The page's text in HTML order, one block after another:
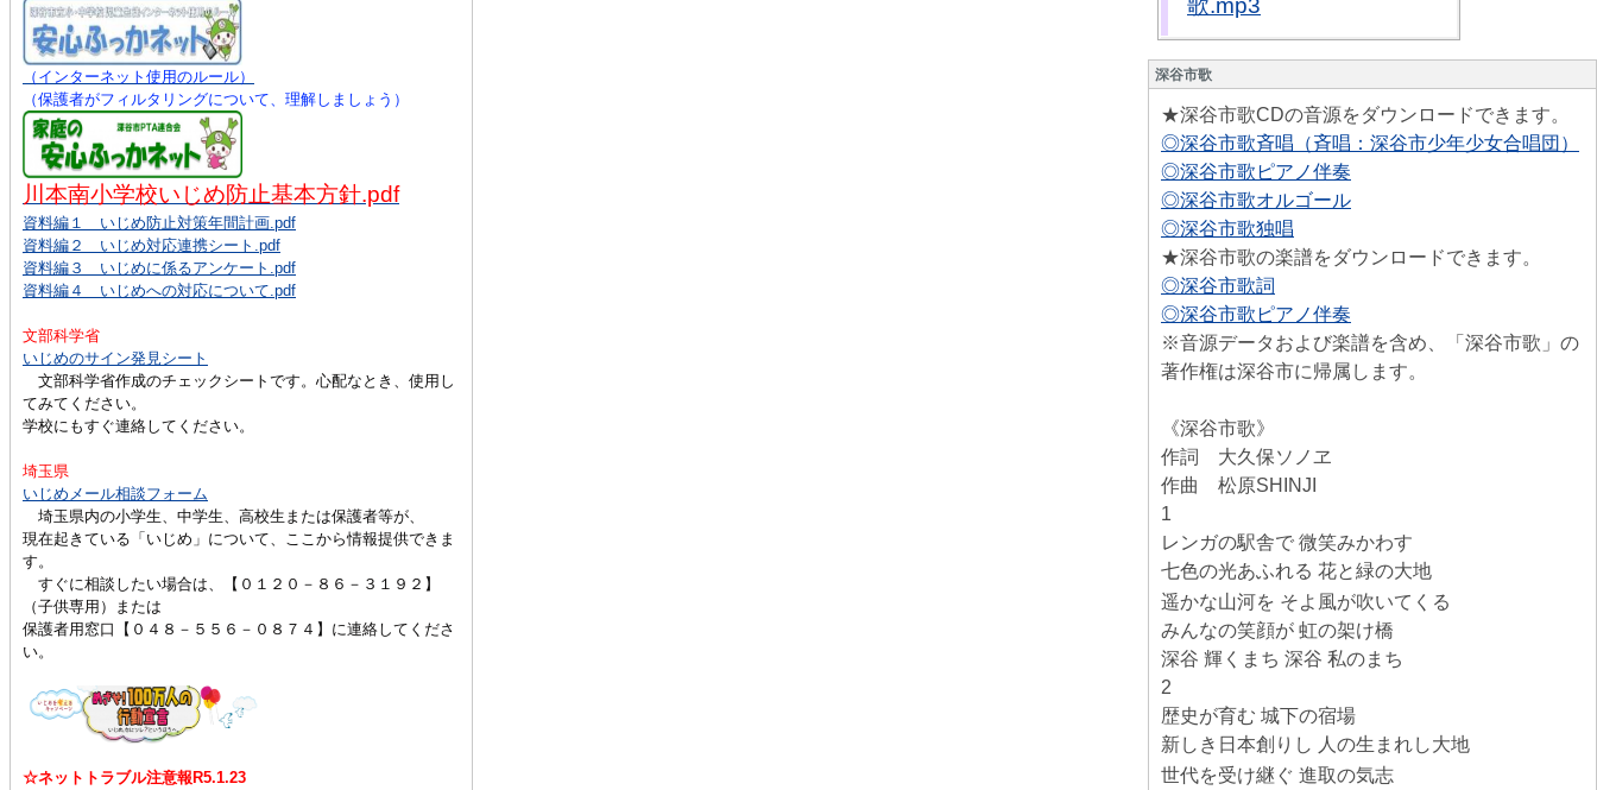
（インターネット使用のルール）
（保護者がフィルタリングについて、理解しましょう）
川本南小学校いじめ防止基本方針.pdf
資料編１ いじめ防止対策年間計画.pdf
資料編２ いじめ対応連携シート.pdf
資料編３ いじめに係るアンケート.pdf
資料編４ いじめへの対応について.pdf
文部科学省
いじめのサイン発見シート
文部科学省作成のチェックシートです。心配なとき、使用し
てみてください。
学校にもすぐ連絡してください。
埼玉県
いじめメール相談フォーム
埼玉県内の小学生、中学生、高校生または保護者等が、
現在起きている「いじめ」について、ここから情報提供できま
す。
すぐに相談したい場合は、【０１２０－８６－３１９２】
（子供専用）または
保護者用窓口【０４８－５５６－０８７４】に連絡してくださ
い。
☆ネットトラブル注意報R5.1.23
歌.mp3
深谷市歌
★深谷市歌CDの音源をダウンロードできます。
◎深谷市歌斉唱（斉唱：深谷市少年少女合唱団）
◎深谷市歌ピアノ伴奏
◎深谷市歌オルゴール
◎深谷市歌独唱
★深谷市歌の楽譜をダウンロードできます。
◎深谷市歌詞
◎深谷市歌ピアノ伴奏
※音源データおよび楽譜を含め、「深谷市歌」の
著作権は深谷市に帰属します。
《深谷市歌》
作詞 大久保ソノヱ
作曲 松原SHINJI
1
レンガの駅舎で 微笑みかわす
七色の光あふれる 花と緑の大地
遥かな山河を そよ風が吹いてくる
みんなの笑顔が 虹の架け橋
深谷 輝くまち 深谷 私のまち
2
歴史が育む 城下の宿場
新しき日本創りし 人の生まれし大地
世代を受け継ぐ 進取の気志